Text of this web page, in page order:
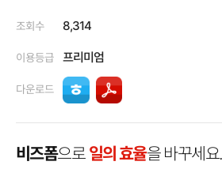
조회수 8,314
이용등급 프리미엄
다운로드
비즈폼으로 일의 효율을 바꾸세요.